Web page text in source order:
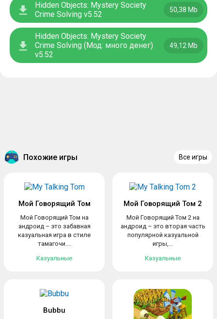
Hidden Objects: Mystery Society
Crime Solving v5.52
50,38 Mb
Hidden Objects: Mystery Society
Crime Solving (Мод: много денег)
v5.52
49,12 Mb
Похожие игры Все игры
Мой Говорящий Том
Мой Говорящий Том на
андроид – это забавная
казуальная игра в стиле
тамагочи....
Казуальные
Мой Говорящий Том 2
Мой Говорящий Том 2 на
андроид – это вторая часть
популярной казуальной
игры,...
Казуальные
Bubbu